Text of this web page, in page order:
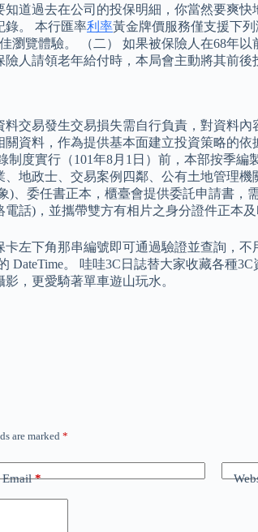
道過去在公司的投保明細，你當然要爽
錄。 本行匯率利率黃金牌價服務僅支援下
佳瀏覽體驗。 （二） 如果被保險人在68
人請領老年給付時，本局會主動將其前
交易發生交易損失需自行負責，對資料
關資料，作為提供基本面建立投資策略的
制度實行（101年8月1日）前，本部按季
地政士、交易案例四鄰、公有土地管理
、委任書正本，櫃臺會提供委託申請書
話)，並攜帶雙方有相片之身分證件正本及
左下角那串編號即可通過驗證並查詢，
DateTime。 哇哇3C日誌替大家收藏各種
，更愛騎著單車遊山玩水。
are marked *
Email*